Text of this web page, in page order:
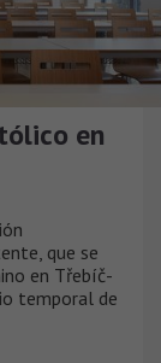
en
que se
en Třebíč-
temporal de